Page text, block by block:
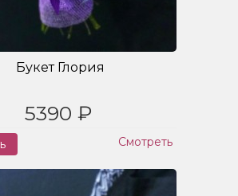
Букет Глория
5390 ₽
Смотреть